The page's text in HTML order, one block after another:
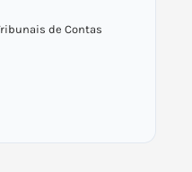
de Contas